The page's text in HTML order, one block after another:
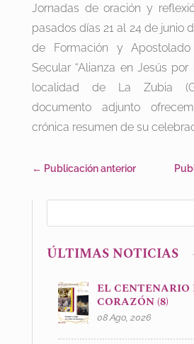
Jornadas de oración y
pasados días 21 al 24 de junio
de Formación y
Secular “Alianza en Jesús por
localidad de La Zubia
documento adjunto
crónica resumen de su
← Publicación anterior
ÚLTIMAS NOTICIAS
EL CENTENARIO
CORAZÓN (8)
08 Ago, 2026